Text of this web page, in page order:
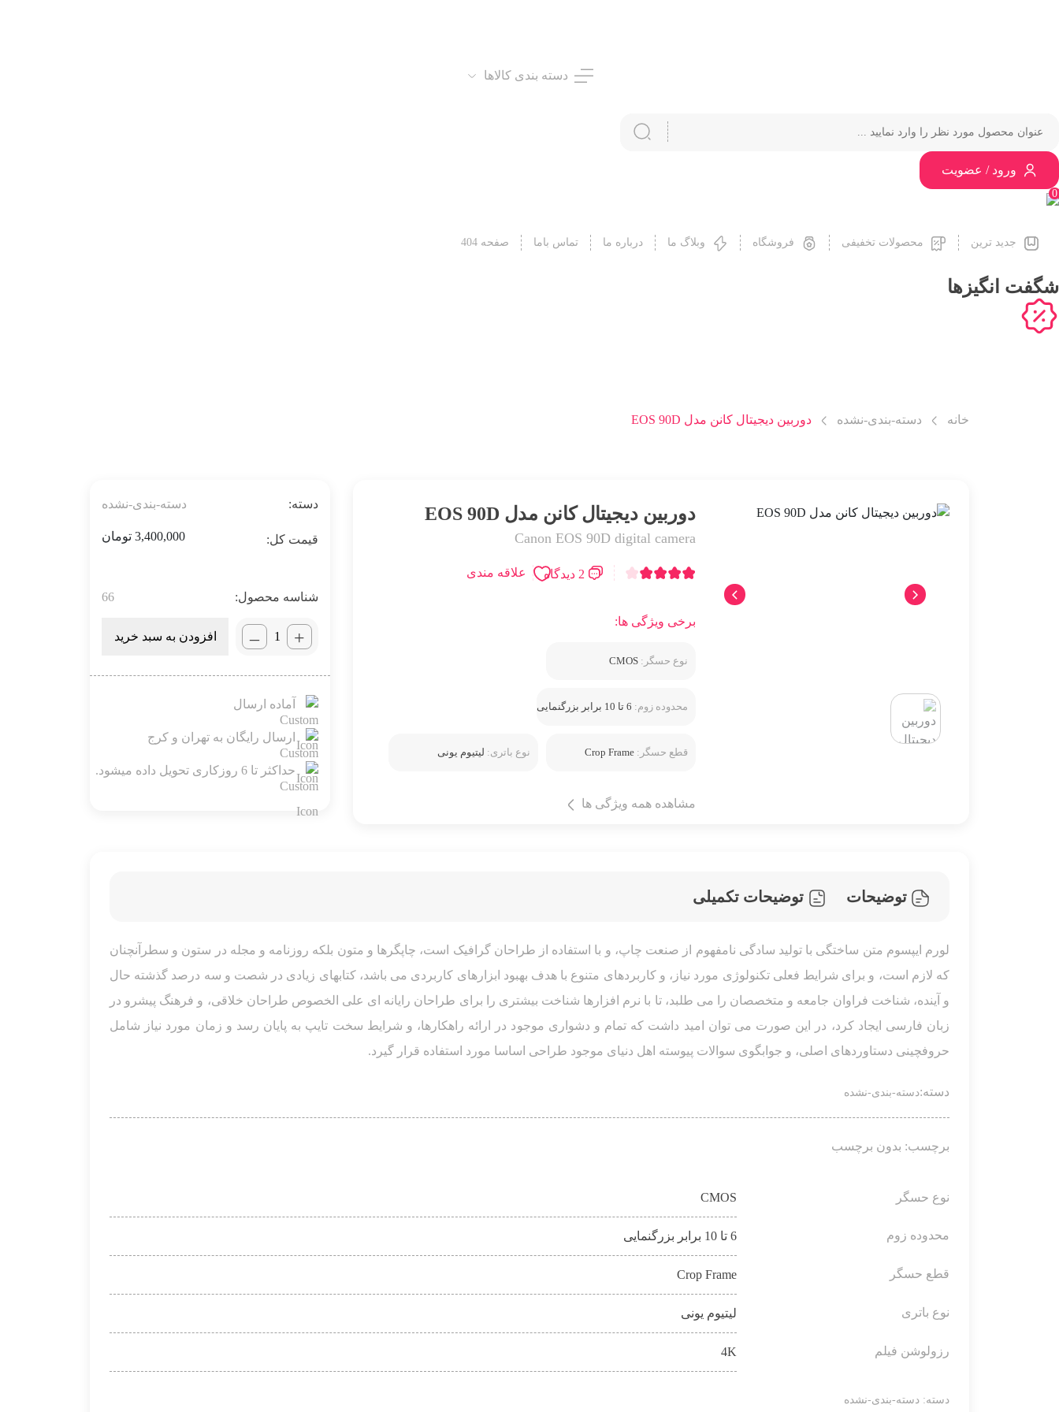
دسته بندی کالاها
ورود / عضویت
0
جدید ترین محصولات تخفیفی فروشگاه وبلاگ ما درباره ما تماس باما صفحه 404
شگفت انگیزها
خانه دسته-بندی-نشده دوربین دیجیتال کانن مدل EOS 90D
دوربین دیجیتال کانن مدل EOS 90D
Canon EOS 90D digital camera
2 دیدگاه علاقه مندی
برخی ویژگی ها:
نوع حسگر:CMOS
محدوده زوم: 6 تا 10 برابر بزرگنمایی
قطع حسگر:Crop Frame نوع باتری: لیتیوم یونی
مشاهده همه ویژگی ها
3,400,000 تومان
شناسه محصول: 66
دسته: دسته-بندی-نشده
_ + افزودن به سبد خرید
آماده ارسال
ارسال رایگان به تهران و کرج
حداکثر تا 6 روزکاری تحویل داده میشود.
توضیحات توضیحات تکمیلی
لورم ایپسوم متن ساختگی با تولید سادگی نامفهوم از صنعت چاپ، و با استفاده از طراحان گرافیک است، چاپگرها و متون بلکه روزنامه و مجله در ستون و سطرآنچنان
که لازم است، و برای شرایط فعلی تکنولوژی مورد نیاز، و کاربردهای متنوع با هدف بهبود ابزارهای کاربردی می باشد، کتابهای زیادی در شصت و سه درصد گذشته حال
و آینده، شناخت فراوان جامعه و متخصصان را می طلبد، تا با نرم افزارها شناخت بیشتری را برای طراحان رایانه ای علی الخصوص طراحان خلاقی، و فرهنگ پیشرو در
زبان فارسی ایجاد کرد، در این صورت می توان امید داشت که تمام و دشواری موجود در ارائه راهکارها، و شرایط سخت تایپ به پایان رسد و زمان مورد نیاز شامل
حروفچینی دستاوردهای اصلی، و جوابگوی سوالات پیوسته اهل دنیای موجود طراحی اساسا مورد استفاده قرار گیرد.
دسته:دسته-بندی-نشده
برچسب: بدون برچسب
نوع حسگر CMOS
محدوده زوم 6 تا 10 برابر بزرگنمایی
قطع حسگر Crop Frame
نوع باتری لیتیوم یونی
رزولوشن فیلم 4K
دسته: دسته-بندی-نشده